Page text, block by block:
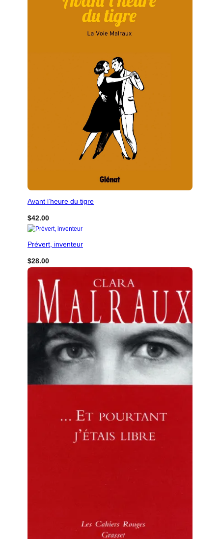
Avant l’heure du tigre
$42.00
Prévert, inventeur
$28.00